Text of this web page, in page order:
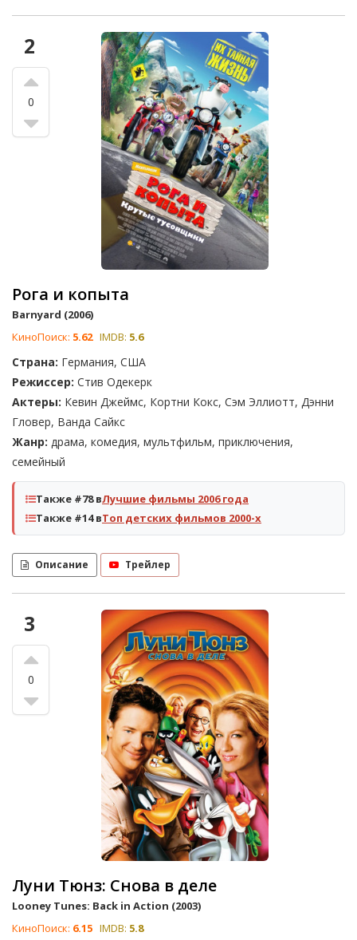
2
0
Рога и копыта
Barnyard (2006)
КиноПоиск: 5.62 IMDB: 5.6
Страна: Германия, США
Режиссер: Стив Одекерк
Актеры: Кевин Джеймс, Кортни Кокс, Сэм Эллиотт, Дэнни
Гловер, Ванда Сайкс
Жанр: драма, комедия, мультфильм, приключения,
семейный
Также #78 вЛучшие фильмы 2006 года
Также #14 вТоп детских фильмов 2000-х
Описание Трейлер
3
0
Луни Тюнз: Снова в деле
Looney Tunes: Back in Action (2003)
КиноПоиск: 6.15 IMDB: 5.8